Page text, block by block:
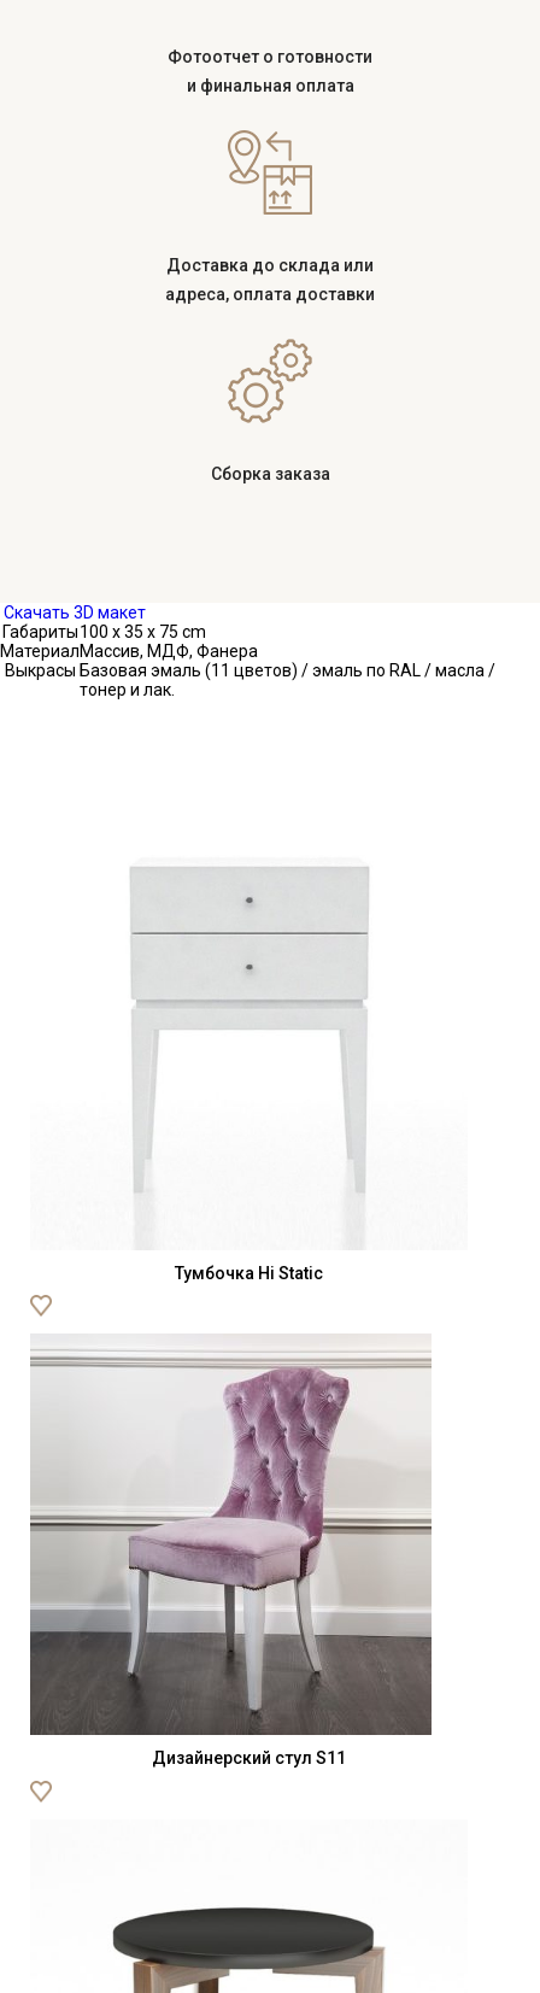
Фотоотчет о готовности
и финальная оплата
Доставка до склада или
адреса, оплата доставки
Сборка заказа
Скачать 3D макет
Габариты100 x 35 x 75 cm
МатериалМассив, МДФ, Фанера
Выкрасы Базовая эмаль (11 цветов) / эмаль по RAL / масла /
тонер и лак.
Тумбочка Hi Static
Дизайнерский стул S11